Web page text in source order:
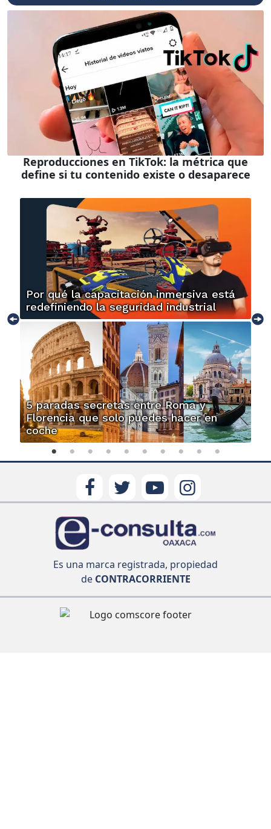
Reproducciones en TikTok: la métrica que
define si tu contenido existe o desaparece
Por qué la capacitación inmersiva está
redefiniendo la seguridad industrial
5 paradas secretas entre Roma y
Florencia que solo puedes hacer en
coche
Es una marca registrada, propiedad
deCONTRACORRIENTE